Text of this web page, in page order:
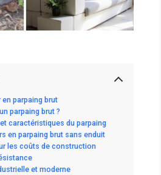
parpaing brut
parpaing brut ?
caractéristiques du parpaing
en parpaing brut sans enduit
les coûts de construction
et moderne